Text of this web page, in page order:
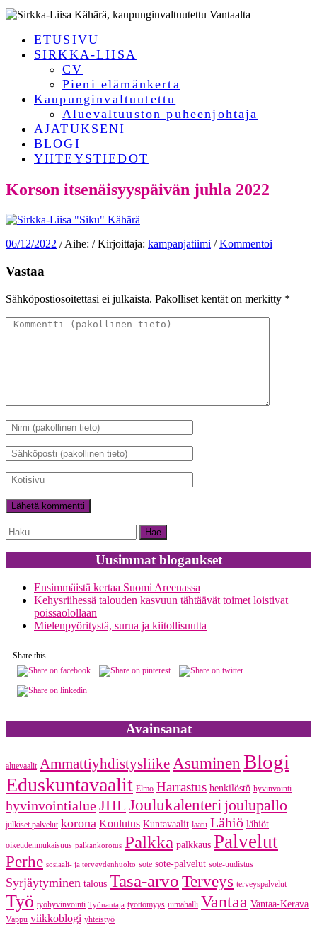
ETUSIVU
SIRKKA-LIISA
CV
Pieni elämänkerta
Kaupunginvaltuutettu
Aluevaltuuston puheenjohtaja
AJATUKSENI
BLOGI
YHTEYSTIEDOT
Korson itsenäisyyspäivän juhla 2022
06/12/2022 / Aihe: / Kirjoittaja: kampanjatiimi /Kommentoi
Vastaa
Sähköpostiosoitettasi ei julkaista. Pakolliset kentät on merkitty *
Haku:
Uusimmat blogaukset
Ensimmäistä kertaa Suomi Areenassa
Kehysriihessä talouden kasvuun tähtäävät toimet loistivat
poissaolollaan
Mielenpyöritystä, surua ja kiitollisuutta
Share this...
Avainsanat
aluevaalit Ammattiyhdistysliike Asuminen Blogi
Eduskuntavaalit Elmo Harrastus henkilöstö hyvinvointi
hyvinvointialueJHLJoulukalenteri joulupallo
julkiset palvelut korona Koulutus Kuntavaalit laatu Lähiö lähiöt
oikeudenmukaisuus palkankorotus Palkka palkkaus Palvelut
Perhe sosiaali- ja terveydenhuolto sote sote-palvelut sote-uudistus
Syrjäytyminen talous Tasa-arvo Terveys terveyspalvelut
Työ työhyvinvointi Työnantaja työttömyys uimahalli Vantaa Vantaa-Kerava
Vappu viikkoblogi yhteistyö